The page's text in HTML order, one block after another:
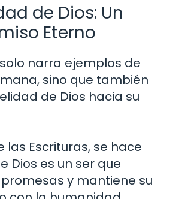
de Dios: Un
Eterno
narra ejemplos de
sino que también
de Dios hacia su
las Escrituras, se hace
Dios es un ser que
y mantiene su